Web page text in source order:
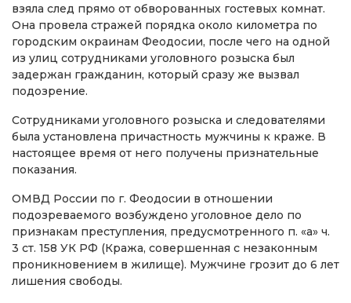
взяла след прямо от обворованных гостевых комнат.
Она провела стражей порядка около километра по
городским окраинам Феодосии, после чего на одной
из улиц сотрудниками уголовного розыска был
задержан гражданин, который сразу же вызвал
подозрение.
Сотрудниками уголовного розыска и следователями
была установлена причастность мужчины к краже. В
настоящее время от него получены признательные
показания.
ОМВД России по г. Феодосии в отношении
подозреваемого возбуждено уголовное дело по
признакам преступления, предусмотренного п. «а» ч.
3 ст. 158 УК РФ (Кража, совершенная с незаконным
проникновением в жилище). Мужчине грозит до 6 лет
лишения свободы.